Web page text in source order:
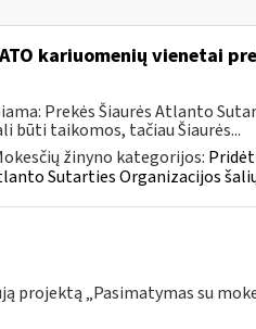
kariuomenių vienetai
Prekės Šiaurės Atlanto
būti taikomos, tačiau Šiaurės...
žinyno kategorijos:
Sutarties Organizacijos
projektą „Pasimatymas su